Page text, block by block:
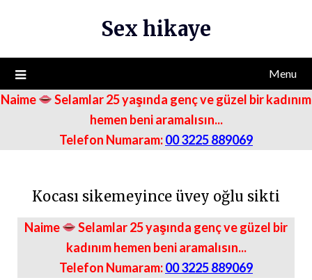
Sex hikaye
Menu
Naime
Selamlar 25 yaşında genç ve güzel bir kadınım
hemen beni aramalısın...
Telefon Numaram:00 3225 889069
Kocası sikemeyince üvey oğlu sikti
Naime
Selamlar 25 yaşında genç ve güzel bir
kadınım hemen beni aramalısın...
Telefon Numaram:00 3225 889069